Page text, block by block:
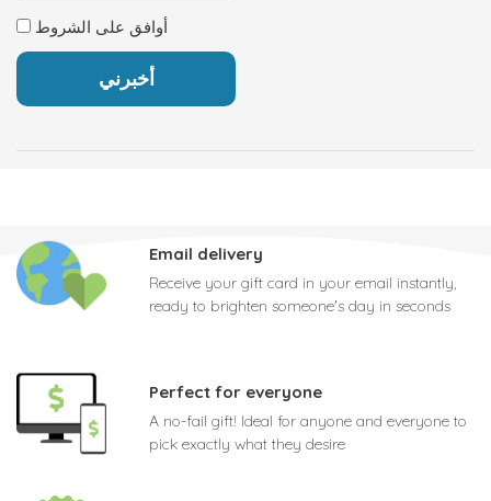
أوافق على الشروط
Email delivery
Receive your gift card in your email instantly,
ready to brighten someone's day in seconds
Perfect for everyone
A no-fail gift! Ideal for anyone and everyone to
pick exactly what they desire